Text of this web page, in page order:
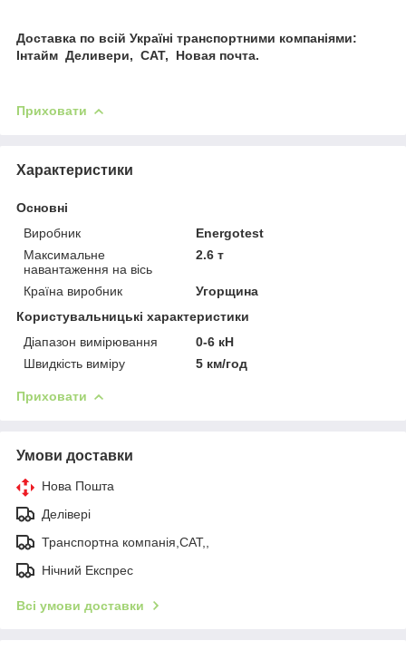
Доставка по всій Україні транспортними компаніями:
Інтайм Деливери, САТ, Новая почта.
Приховати
Характеристики
Основні
Виробник
Energotest
Максимальне
навантаження на вісь
2.6 т
Країна виробник
Угорщина
Користувальницькі характеристики
Діапазон вимірювання
0-6 кН
Швидкість виміру
5 км/год
Приховати
Умови доставки
Нова Пошта
Делівері
Транспортна компанія,САТ,,
Нічний Експрес
Всі умови доставки